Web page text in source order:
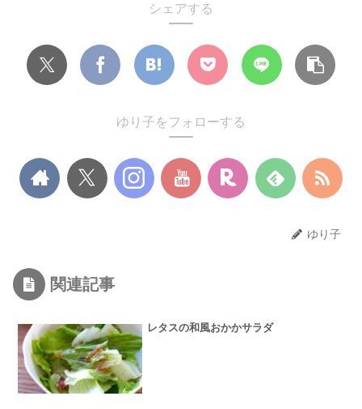
シェアする
ゆり子をフォローする
ゆり子
関連記事
レタスの和風おかかサラダ